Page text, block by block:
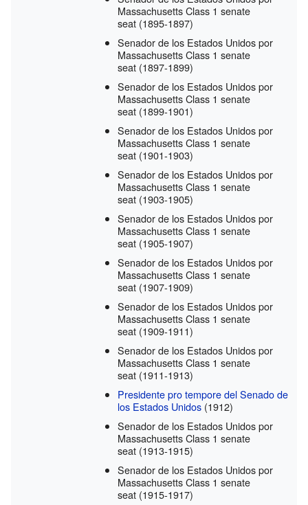
Massachusetts Class 1 senate
seat (1895-1897)
Senador de los Estados Unidos por
Massachusetts Class 1 senate
seat (1897-1899)
Senador de los Estados Unidos por
Massachusetts Class 1 senate
seat (1899-1901)
Senador de los Estados Unidos por
Massachusetts Class 1 senate
seat (1901-1903)
Senador de los Estados Unidos por
Massachusetts Class 1 senate
seat (1903-1905)
Senador de los Estados Unidos por
Massachusetts Class 1 senate
seat (1905-1907)
Senador de los Estados Unidos por
Massachusetts Class 1 senate
seat (1907-1909)
Senador de los Estados Unidos por
Massachusetts Class 1 senate
seat (1909-1911)
Senador de los Estados Unidos por
Massachusetts Class 1 senate
seat (1911-1913)
Presidente pro tempore del Senado de
los Estados Unidos (1912)
Senador de los Estados Unidos por
Massachusetts Class 1 senate
seat (1913-1915)
Senador de los Estados Unidos por
Massachusetts Class 1 senate
seat (1915-1917)